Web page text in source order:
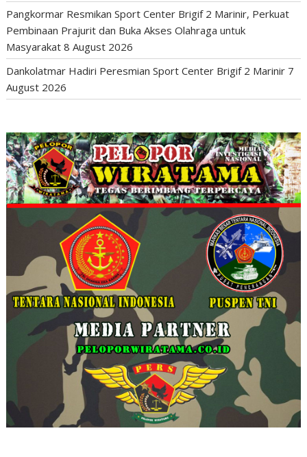
Pangkormar Resmikan Sport Center Brigif 2 Marinir, Perkuat
Pembinaan Prajurit dan Buka Akses Olahraga untuk
Masyarakat 8 August 2026
Dankolatmar Hadiri Peresmian Sport Center Brigif 2 Marinir 7
August 2026